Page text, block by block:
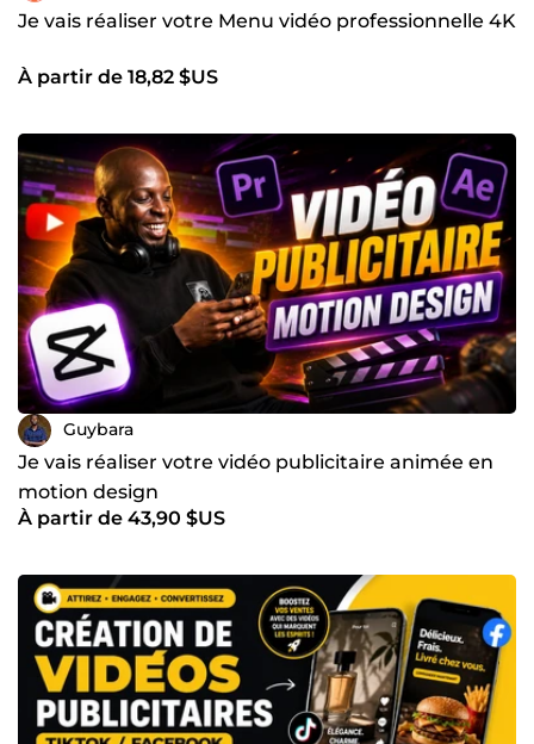
Je vais réaliser votre Menu vidéo professionnelle 4K
À partir de 18,82 $US
Guybara
Je vais réaliser votre vidéo publicitaire animée en
motion design
À partir de 43,90 $US